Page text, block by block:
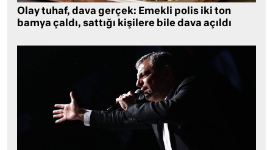
Olay tuhaf, dava gerçek: Emekli polis iki ton
bamya çaldı, sattığı kişilere bile dava açıldı